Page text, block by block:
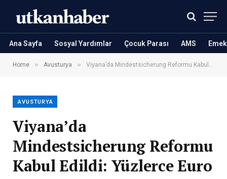
Ana Sayfa Sosyal Yardımlar Çocuk Parası AMS
Home » Avusturya » Viyana’da Mindestsicherung Reformu Kabul Edildi: Yüzlerce Euro Kayba Yol Açacak Büyük Değişiklikler 2026’da Yürürlükte
AVUSTURYA
Viyana’da
Mindestsicherung Reformu
Kabul Edildi: Yüzlerce Euro